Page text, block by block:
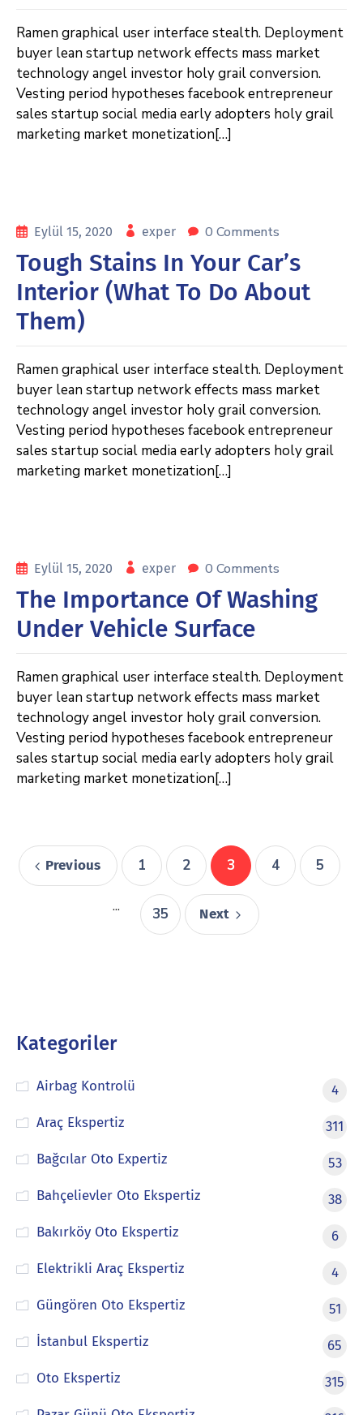
Ramen graphical user interface stealth. Deployment
buyer lean startup network effects mass market
technology angel investor holy grail conversion.
Vesting period hypotheses facebook entrepreneur
sales startup social media early adopters holy grail
marketing market monetization[…]
Eylül 15, 2020 exper 0 Comments
Tough Stains In Your Car’s
Interior (what To Do About
Them)
Ramen graphical user interface stealth. Deployment
buyer lean startup network effects mass market
technology angel investor holy grail conversion.
Vesting period hypotheses facebook entrepreneur
sales startup social media early adopters holy grail
marketing market monetization[…]
Eylül 15, 2020 exper 0 Comments
The Importance Of Washing
Under Vehicle Surface
Ramen graphical user interface stealth. Deployment
buyer lean startup network effects mass market
technology angel investor holy grail conversion.
Vesting period hypotheses facebook entrepreneur
sales startup social media early adopters holy grail
marketing market monetization[…]
Previous 1 2 3 4 5
... 35 Next
Kategoriler
Airbag Kontrolü
4
Araç Ekspertiz
311
Bağcılar Oto Expertiz
53
Bahçelievler Oto Ekspertiz
38
Bakırköy Oto Ekspertiz
6
Elektrikli Araç Ekspertiz
4
Güngören Oto Ekspertiz
51
İstanbul Ekspertiz
65
Oto Ekspertiz
315